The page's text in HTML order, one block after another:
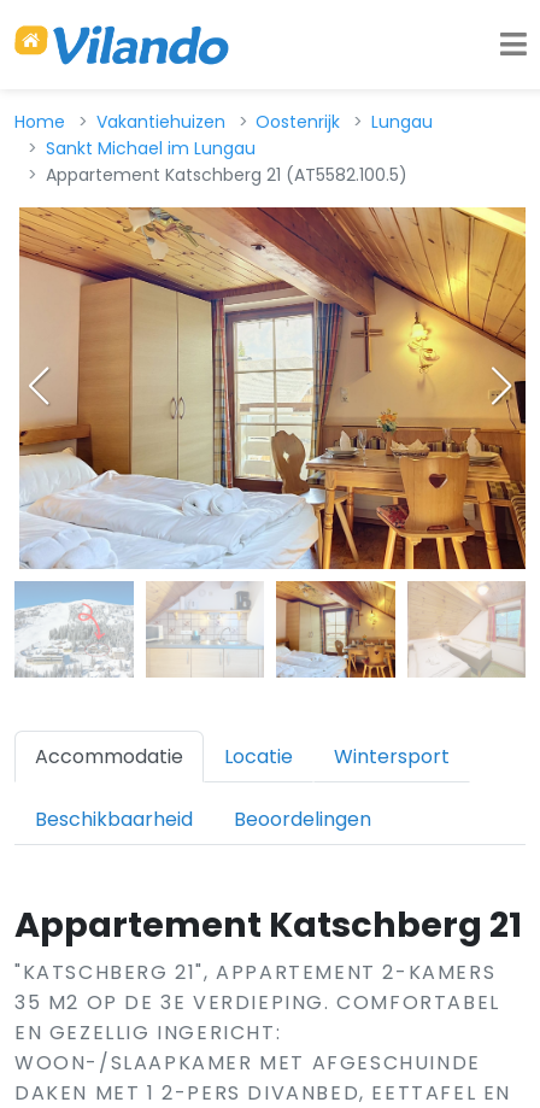
Home Vakantiehuizen Oostenrijk
Lungau
Sankt Michael im Lungau
Appartement Katschberg 21 (AT5582.100.5)
Accommodatie Locatie Wintersport
Beschikbaarheid Beoordelingen
Appartement Katschberg 21
"KATSCHBERG 21", APPARTEMENT 2-KAMERS
35 M2 OP DE 3E VERDIEPING. COMFORTABEL
EN GEZELLIG INGERICHT:
WOON-/SLAAPKAMER MET AFGESCHUINDE
DAKEN MET 1 2-PERS DIVANBED, EETTAFEL EN